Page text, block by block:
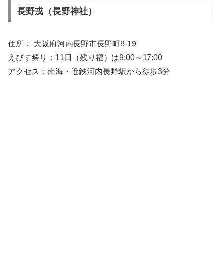
長野戎（長野神社）
住所： 大阪府河内長野市長野町8-19
えびす祭り：11日（残り福）は9:00～17:00
アクセス：南海・近鉄河内長野駅から徒歩3分